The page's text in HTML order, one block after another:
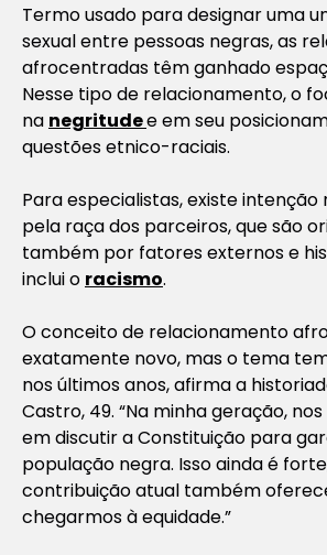
Termo usado para designar uma
sexual entre pessoas negras, as
afrocentradas têm ganhado
Nesse tipo de relacionamento, o
na negritudee em seu
questões etnico-raciais.
Para especialistas, existe intenção
pela raça dos parceiros, que são
também por fatores externos e
inclui o racismo.
O conceito de relacionamento
exatamente novo, mas o tema
nos últimos anos, afirma a
Castro, 49. “Na minha geração,
em discutir a Constituição para
população negra. Isso ainda é
contribuição atual também
chegarmos à equidade.”